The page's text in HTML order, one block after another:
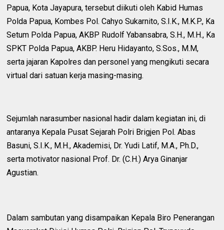
Papua, Kota Jayapura, tersebut diikuti oleh Kabid Humas
Polda Papua, Kombes Pol. Cahyo Sukarnito, S.I.K., M.K.P., Ka
Setum Polda Papua, AKBP Rudolf Yabansabra, S.H., M.H., Ka
SPKT Polda Papua, AKBP. Heru Hidayanto, S.Sos., M.M,
serta jajaran Kapolres dan personel yang mengikuti secara
virtual dari satuan kerja masing-masing.
Sejumlah narasumber nasional hadir dalam kegiatan ini, di
antaranya Kepala Pusat Sejarah Polri Brigjen Pol. Abas
Basuni, S.I.K., M.H., Akademisi, Dr. Yudi Latif, M.A., Ph.D.,
serta motivator nasional Prof. Dr. (C.H.) Arya Ginanjar
Agustian.
Dalam sambutan yang disampaikan Kepala Biro Penerangan